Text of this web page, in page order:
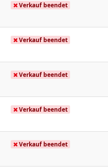
Verkauf beendet
Verkauf beendet
Verkauf beendet
Verkauf beendet
Verkauf beendet